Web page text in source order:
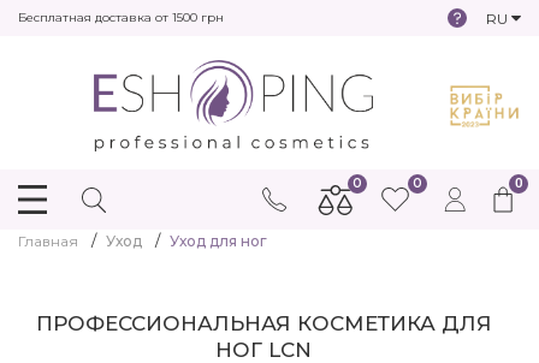
Бесплатная доставка от 1500 грн RU
0
0 0
Главная Уход Уход для ног
ПРОФЕССИОНАЛЬНАЯ КОСМЕТИКА ДЛЯ
НОГ LCN